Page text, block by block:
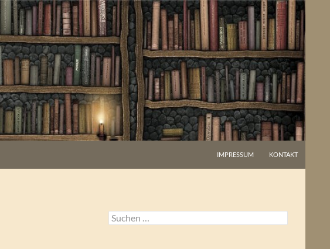
IMPRESSUM KONTAKT
Suchen
nach: